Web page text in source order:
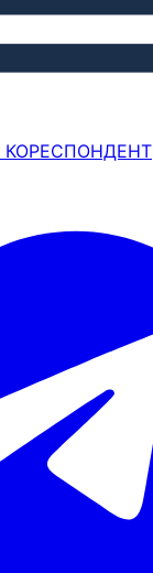
КОРЕСПОНДЕНТ